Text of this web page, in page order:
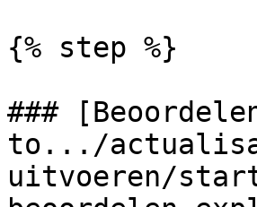
{% step %}
###
to.../
uitvoeren/